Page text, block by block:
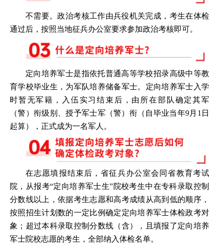
不需要。政治考核工作由兵役机关完成，考生在体检
通过后，按照当地征兵办公室要求参加政治考核即可。
定向培养军士是指依托普通高等学校招录高级中等教
育学校毕业生，为军队培养储备军士。定向培养军士入学
时暂无军籍，入伍实习结束后，由所在部队确定其军
（警）衔级别、授予军士军（警）衔（自毕业当年9月1日
起算），正式成为一名军人。
在志愿填报结束后，省征兵办公室会同省教育考试
院，从报考“定向培养军士生”院校考生中在专科录取控制
分数线以上，依据考生志愿和高考成绩从高到低的顺序，
按照招生计划数的一定比例确定定向培养军士体检政考对
象；超过本科录取控制分数线（含），且填报了定向培养
军士院校志愿的考生，全部纳入体检名单。